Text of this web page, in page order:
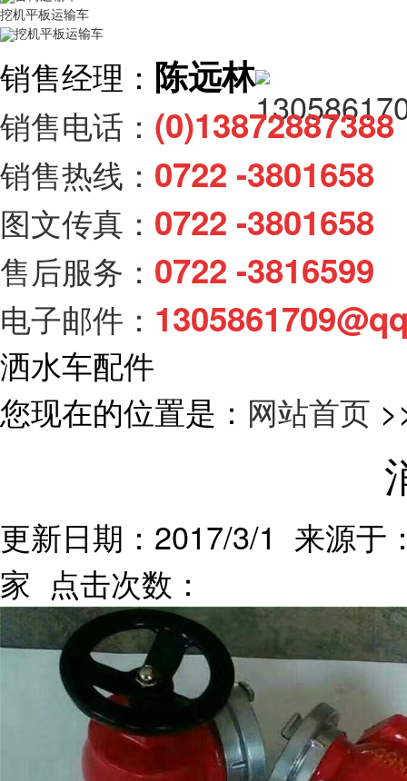
挖机平板运输车
挖机平板运输车
销售经理： 陈远林
销售电话：
销售热线： 0722 -3801658
图文传真： 0722 -3801658
售后服务： 0722 -3816599
电子邮件：
洒水车配件
您现在的位置是： 网站首页
更新日期：2017/3/1 来源于
家 点击次数：